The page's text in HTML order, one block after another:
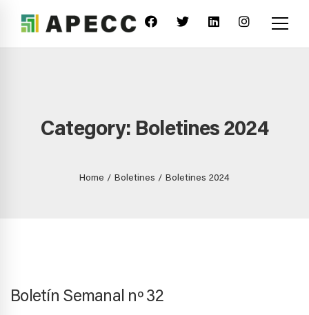
Category: Boletines 2024
Home Boletines Boletines 2024
Boletín Semanal nº 32